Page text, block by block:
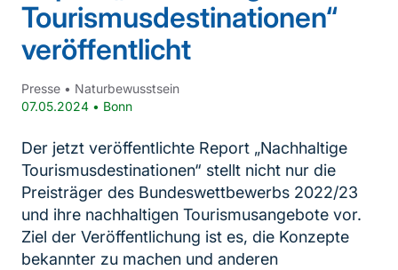
Tourismusdestinationen“
veröffentlicht
Presse • Naturbewusstsein
07.05.2024 • Bonn
Der jetzt veröffentlichte Report „Nachhaltige
Tourismusdestinationen“ stellt nicht nur die
Preisträger des Bundeswettbewerbs 2022/23
und ihre nachhaltigen Tourismusangebote vor.
Ziel der Veröffentlichung ist es, die Konzepte
bekannter zu machen und anderen